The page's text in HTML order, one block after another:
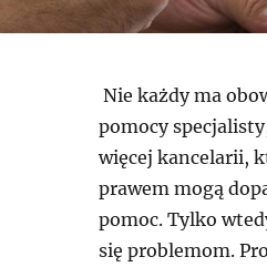
Nie każdy ma
pomocy
więcej kancelarii,
prawem mogą
pomoc. Tylko
się problemom.